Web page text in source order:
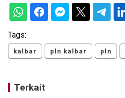
Tags:
kalbar pln kalbar pln
Terkait